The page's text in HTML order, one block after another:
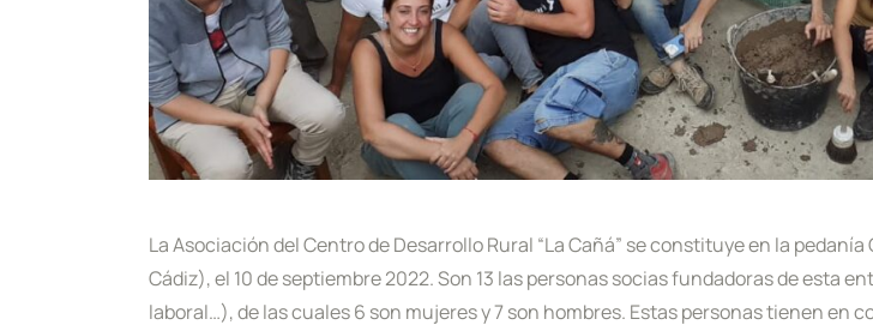
La Asociación del Centro de Desarrollo Rural “La Cañá” se constituye en la
Cádiz), el 10 de septiembre 2022. Son 13 las personas socias fundadoras de esta
laboral…), de las cuales 6 son mujeres y 7 son hombres. Estas personas tienen en